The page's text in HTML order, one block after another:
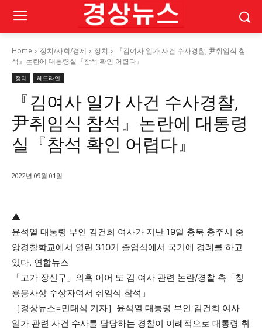
Home 정치/사회/경제 정치
『김여사 일가 사건 수사경찰, 尹취임식 참
석』논란에 대통령실『참석 확인 어렵다』
정치 헤드라인
『김여사 일가 사건 수사경찰,
尹취임식 참석』논란에 대통령
실『참석 확인 어렵다』
2022년 09월 01일
▲
윤석열 대통령 부인 김건희 여사가 지난 19일 충북 충주시 중
앙경찰학교에서 열린 310기 졸업식에서 국기에 경례를 하고
있다. 연합뉴스
「고가 장신구」의혹 이어 또 김 여사 관련 논란/경찰 측「청
룡봉사상 수상자여서 취임식 참석」
［경상뉴스=민태식 기자］윤석열 대통령 부인 김건희 여사
일가 관련 사건 수사를 담당하는 경찰이 이례적으로 대통령 취